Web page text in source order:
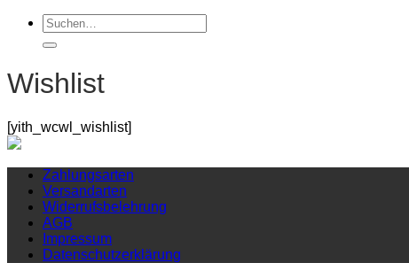
Suchen
nach:
Wishlist
[yith_wcwl_wishlist]
Zahlungsarten
Versandarten
Widerrufsbelehrung
AGB
Impressum
Datenschutzerklärung